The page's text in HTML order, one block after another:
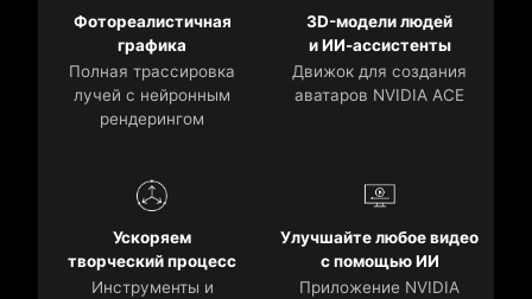
Фотореалистичная
графика
Полная трассировка
лучей с нейронным
рендерингом
3D-модели людей
и ИИ-ассистенты
Движок для создания
аватаров NVIDIA ACE
Ускоряем
творческий процесс
Инструменты и
Улучшайте любое видео
с помощью ИИ
Приложение NVIDIA